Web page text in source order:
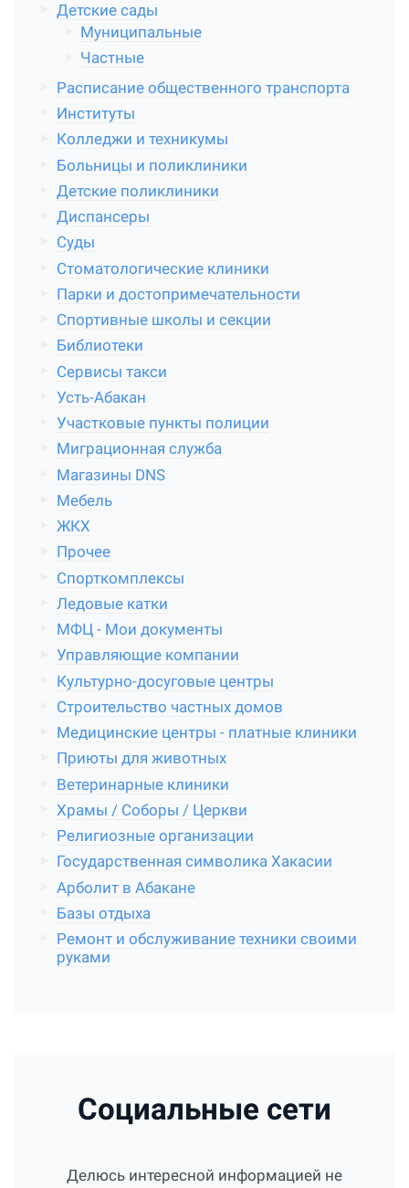
Детские сады
Муниципальные
Частные
Расписание общественного транспорта
Институты
Колледжи и техникумы
Больницы и поликлиники
Детские поликлиники
Диспансеры
Суды
Стоматологические клиники
Парки и достопримечательности
Спортивные школы и секции
Библиотеки
Сервисы такси
Усть-Абакан
Участковые пункты полиции
Миграционная служба
Магазины DNS
Мебель
ЖКХ
Прочее
Спорткомплексы
Ледовые катки
МФЦ - Мои документы
Управляющие компании
Культурно-досуговые центры
Строительство частных домов
Медицинские центры - платные клиники
Приюты для животных
Ветеринарные клиники
Храмы / Соборы / Церкви
Религиозные организации
Государственная символика Хакасии
Арболит в Абакане
Базы отдыха
Ремонт и обслуживание техники своими
руками
Социальные сети
Делюсь интересной информацией не